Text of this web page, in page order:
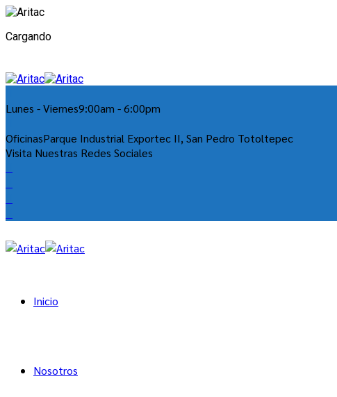
Cargando
Lunes - Viernes9:00am - 6:00pm
OficinasParque Industrial Exportec II, San Pedro Totoltepec
Visita Nuestras Redes Sociales
Inicio
Nosotros